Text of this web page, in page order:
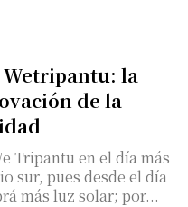
la
de la
Tripantu en el día más
sur, pues desde el día
más luz solar; por...